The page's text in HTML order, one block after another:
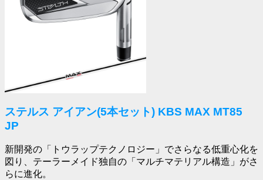
ステルス アイアン(5本セット) KBS MAX MT85
JP
新開発の「トウラップテクノロジー」でさらなる低重心化を
図り、テーラーメイド独自の「マルチマテリアル構造」がさ
らに進化。